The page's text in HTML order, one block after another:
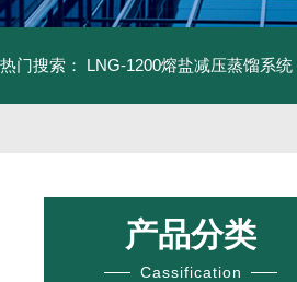
热门搜索： LNG-1200熔盐减压蒸馏系统
产品分类
Cassification